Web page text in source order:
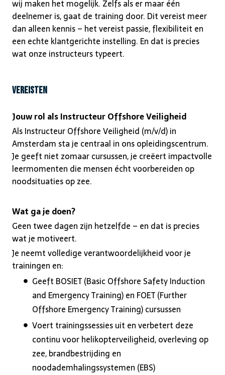
wij maken het mogelijk. Zelfs als er maar één
deelnemer is, gaat de training door. Dit vereist meer
dan alleen kennis – het vereist passie, flexibiliteit en
een echte klantgerichte instelling. En dat is precies
wat onze instructeurs typeert.
Vereisten
Jouw rol als Instructeur Offshore Veiligheid
Als Instructeur Offshore Veiligheid (m/v/d) in
Amsterdam sta je centraal in ons opleidingscentrum.
Je geeft niet zomaar cursussen, je creëert impactvolle
leermomenten die mensen écht voorbereiden op
noodsituaties op zee.
Wat ga je doen?
Geen twee dagen zijn hetzelfde – en dat is precies
wat je motiveert.
Je neemt volledige verantwoordelijkheid voor je
trainingen en:
Geeft BOSIET (Basic Offshore Safety Induction
and Emergency Training) en FOET (Further
Offshore Emergency Training) cursussen
Voert trainingssessies uit en verbetert deze
continu voor helikopterveiligheid, overleving op
zee, brandbestrijding en
noodademhalingssystemen (EBS)